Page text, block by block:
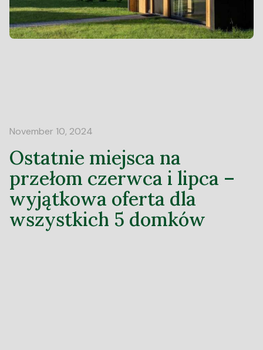
November 10, 2024
Ostatnie miejsca na
przełom czerwca i lipca –
wyjątkowa oferta dla
wszystkich 5 domków